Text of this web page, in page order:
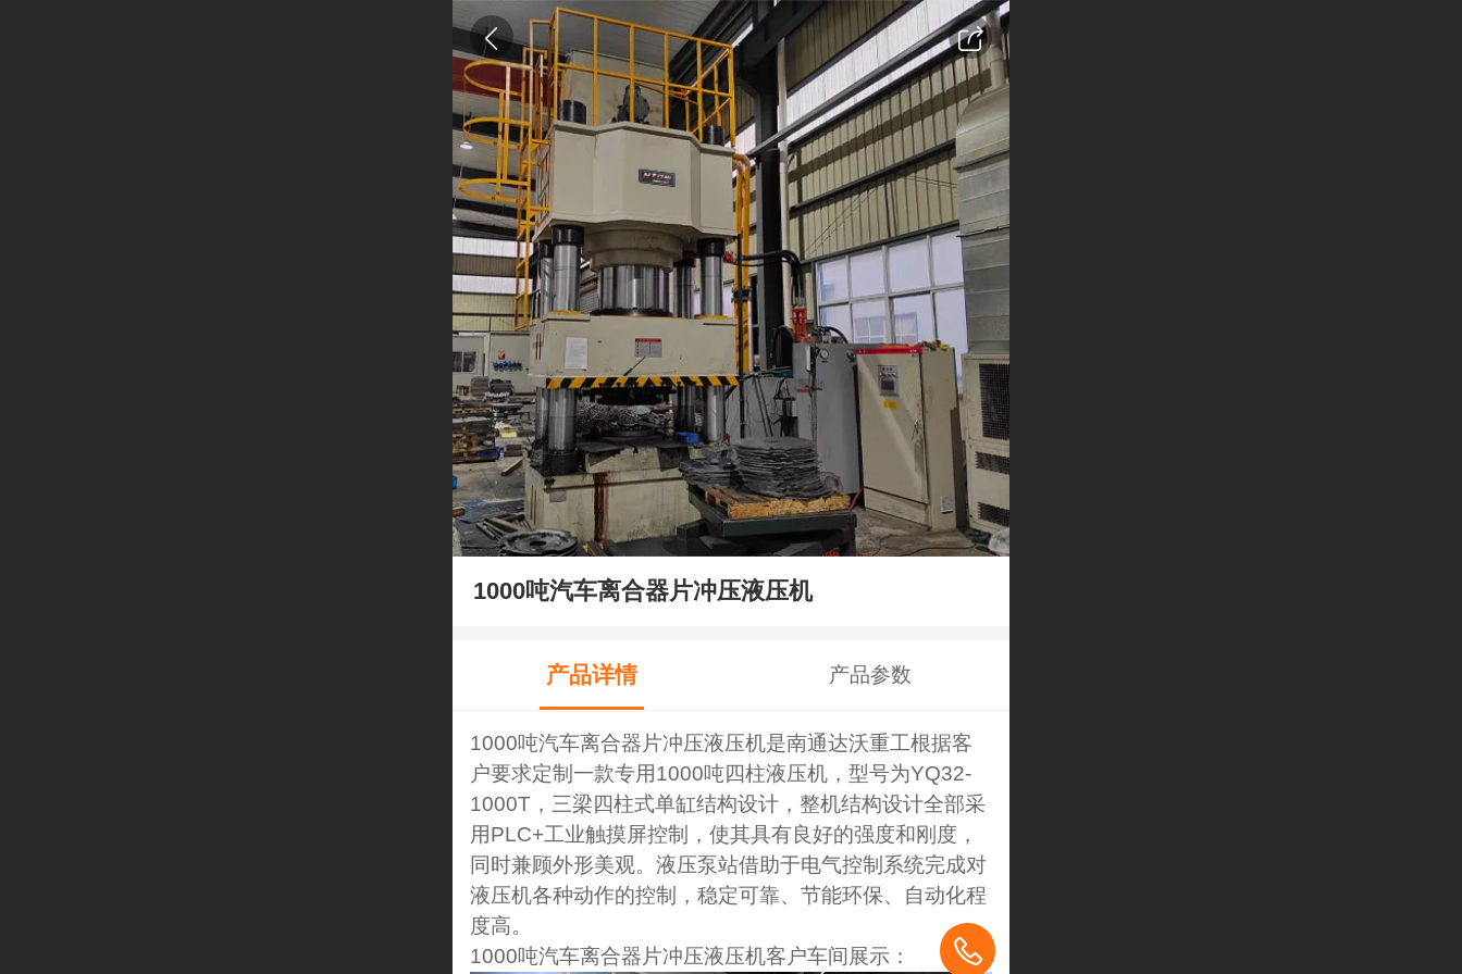
1000吨汽车离合器片冲压液压机
产品详情 产品参数
1000吨汽车离合器片冲压液压机是南通达沃重工根据客
户要求定制一款专用1000吨四柱液压机，型号为YQ32-
1000T，三梁四柱式单缸结构设计，整机结构设计全部采
用PLC+工业触摸屏控制，使其具有良好的强度和刚度，
同时兼顾外形美观。液压泵站借助于电气控制系统完成对
液压机各种动作的控制，稳定可靠、节能环保、自动化程
度高。
1000吨汽车离合器片冲压液压机客户车间展示：